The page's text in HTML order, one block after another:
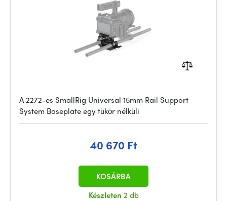
A 2272-es SmallRig Universal 15mm Rail Support
System Baseplate egy tükör nélküli
40 670 Ft
Készleten 2 db
KOSÁRBA